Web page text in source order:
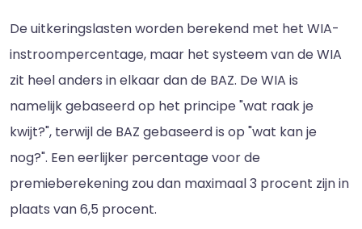
De uitkeringslasten worden berekend met het WIA-
instroompercentage, maar het systeem van de WIA
zit heel anders in elkaar dan de BAZ. De WIA is
namelijk gebaseerd op het principe "wat raak je
kwijt?", terwijl de BAZ gebaseerd is op "wat kan je
nog?". Een eerlijker percentage voor de
premieberekening zou dan maximaal 3 procent zijn in
plaats van 6,5 procent.